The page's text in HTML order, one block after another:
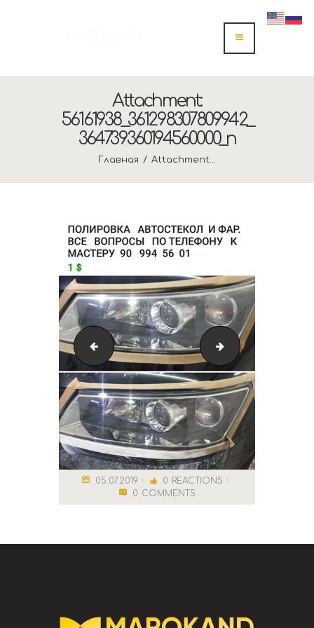
Attachment:
56161938_361298307809942_
364739360194560000_n
Главная Attachment...
Парка в Сауне
05.07.2019 0 REACTIONS
0 COMMENTS